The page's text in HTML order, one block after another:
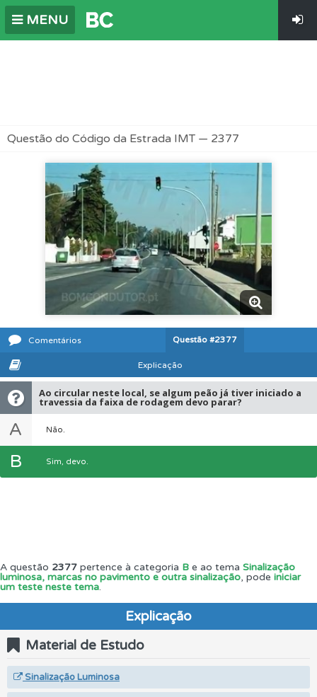
MENU
Questão do Código da Estrada IMT — 2377
Comentários Questão #2377
Explicação
Ao circular neste local, se algum peão já tiver iniciado a
travessia da faixa de rodagem devo parar?
A Não.
B Sim, devo.
A questão 2377 pertence à categoria B e ao tema Sinalização
luminosa, marcas no pavimento e outra sinalização, pode iniciar
um teste neste tema.
Explicação
Material de Estudo
Sinalização Luminosa